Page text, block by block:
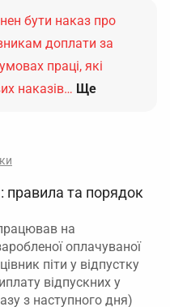
бути наказ про
доплати за
праці, які
наказів… Ще
правила та порядок
на
оплачуваної
піти у відпустку
відпускних у
з наступного дня)